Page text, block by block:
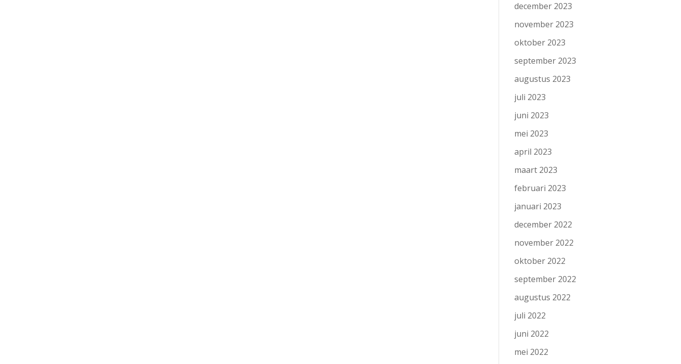
december 2023
november 2023
oktober 2023
september 2023
augustus 2023
juli 2023
juni 2023
mei 2023
april 2023
maart 2023
februari 2023
januari 2023
december 2022
november 2022
oktober 2022
september 2022
augustus 2022
juli 2022
juni 2022
mei 2022